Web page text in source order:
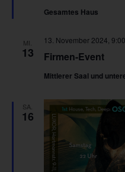
Gesamtes Haus
MI.
13 Firmen-Event
13. November 2024,
Mittlerer Saal und
SA.
16